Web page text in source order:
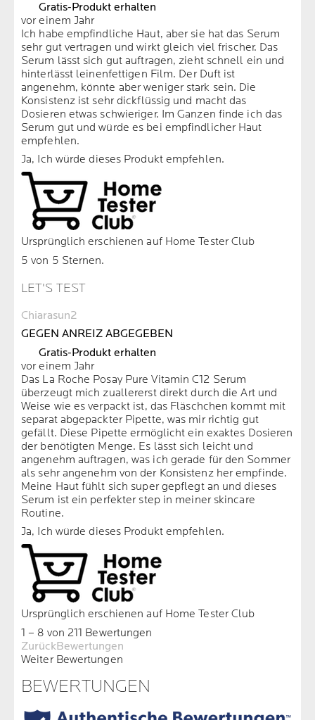
Gratis-Produkt erhalten
vor einem Jahr
Ich habe empfindliche Haut, aber sie hat das Serum
sehr gut vertragen und wirkt gleich viel frischer. Das
Serum lässt sich gut auftragen, zieht schnell ein und
hinterlässt leinenfettigen Film. Der Duft ist
angenehm, könnte aber weniger stark sein. Die
Konsistenz ist sehr dickflüssig und macht das
Dosieren etwas schwieriger. Im Ganzen finde ich das
Serum gut und würde es bei empfindlicher Haut
empfehlen.
Ja, Ich würde dieses Produkt empfehlen.
Ursprünglich erschienen auf Home Tester Club
5 von 5 Sternen.
LET'S TEST
Chiarasun2
GEGEN ANREIZ ABGEGEBEN
Gratis-Produkt erhalten
vor einem Jahr
Das La Roche Posay Pure Vitamin C12 Serum
überzeugt mich zuallererst direkt durch die Art und
Weise wie es verpackt ist, das Fläschchen kommt mit
separat abgepackter Pipette, was mir richtig gut
gefällt. Diese Pipette ermöglicht ein exaktes Dosieren
der benötigten Menge. Es lässt sich leicht und
angenehm auftragen, was ich gerade für den Sommer
als sehr angenehm von der Konsistenz her empfinde.
Meine Haut fühlt sich super gepflegt an und dieses
Serum ist ein perfekter step in meiner skincare
Routine.
Ja, Ich würde dieses Produkt empfehlen.
Ursprünglich erschienen auf Home Tester Club
1 – 8 von 211 Bewertungen
ZurückBewertungen
Weiter Bewertungen
BEWERTUNGEN